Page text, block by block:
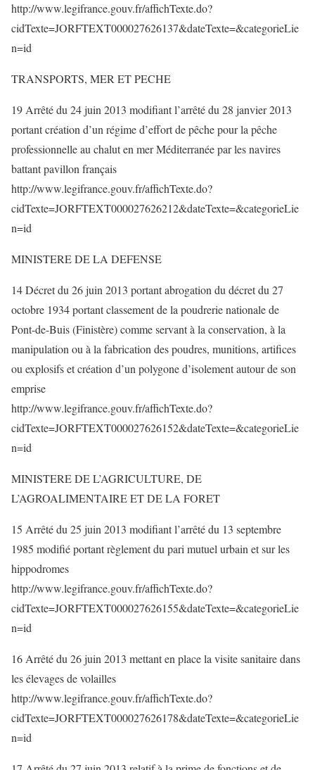
http://www.legifrance.gouv.fr/affichTexte.do?
cidTexte=JORFTEXT000027626137&dateTexte=&categorieLie
n=id
TRANSPORTS, MER ET PECHE
19 Arrêté du 24 juin 2013 modifiant l’arrêté du 28 janvier 2013
portant création d’un régime d’effort de pêche pour la pêche
professionnelle au chalut en mer Méditerranée par les navires
battant pavillon français
http://www.legifrance.gouv.fr/affichTexte.do?
cidTexte=JORFTEXT000027626212&dateTexte=&categorieLie
n=id
MINISTERE DE LA DEFENSE
14 Décret du 26 juin 2013 portant abrogation du décret du 27
octobre 1934 portant classement de la poudrerie nationale de
Pont-de-Buis (Finistère) comme servant à la conservation, à la
manipulation ou à la fabrication des poudres, munitions, artifices
ou explosifs et création d’un polygone d’isolement autour de son
emprise
http://www.legifrance.gouv.fr/affichTexte.do?
cidTexte=JORFTEXT000027626152&dateTexte=&categorieLie
n=id
MINISTERE DE L’AGRICULTURE, DE
L’AGROALIMENTAIRE ET DE LA FORET
15 Arrêté du 25 juin 2013 modifiant l’arrêté du 13 septembre
1985 modifié portant règlement du pari mutuel urbain et sur les
hippodromes
http://www.legifrance.gouv.fr/affichTexte.do?
cidTexte=JORFTEXT000027626155&dateTexte=&categorieLie
n=id
16 Arrêté du 26 juin 2013 mettant en place la visite sanitaire dans
les élevages de volailles
http://www.legifrance.gouv.fr/affichTexte.do?
cidTexte=JORFTEXT000027626178&dateTexte=&categorieLie
n=id